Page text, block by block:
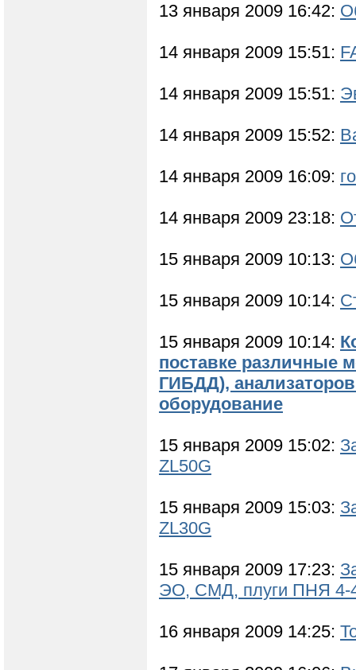
13 января 2009 16:42:
14 января 2009 15:51:
14 января 2009 15:51:
14 января 2009 15:52:
14 января 2009 16:09:
14 января 2009 23:18:
15 января 2009 10:13:
15 января 2009 10:14:
15 января 2009 10:14:
поставке различные
ГИБДД),
оборудование
15 января 2009 15:02:
ZL50G
15 января 2009 15:03:
ZL30G
15 января 2009 17:23:
ЭО, СМД, плуги ПНЯ 4-
16 января 2009 14:25: